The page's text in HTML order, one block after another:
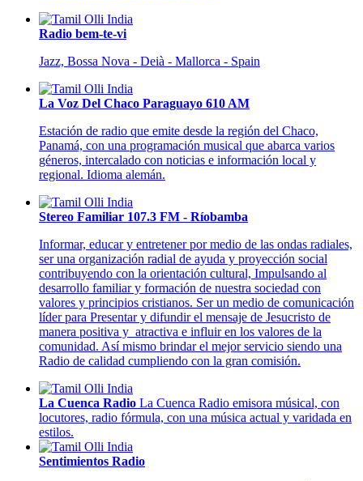
Radio bem-te-vi
Jazz, Bossa Nova - Deià - Mallorca - Spain
La Voz Del Chaco Paraguayo 610 AM
Estación de radio que emite desde la región del Chaco,
Panamá, con una programación musical que abarca varios
géneros, intercalado con noticias e información local y
regional. Idioma alemán.
Stereo Familiar 107.3 FM - Ríobamba
Informar, educar y entretener por medio de las ondas radiales,
ser una organización radial de ayuda y proyección social
contribuyendo con la orientación cultural, Impulsando al
desarrollo familiar y formación de nuestra sociedad con
valores y principios cristianos. Ser un medio de comunicación
líder para Presentar y difundir el mensaje de Jesucristo de
manera positiva y atractiva e influir en los valores de la
comunidad. Así mismo brindar el mejor servicio siendo una
Radio de calidad cumpliendo con la gran comisión.
La Cuenca Radio La Cuenca Radio emisora músical, con
locutores, radio fórmula, con una música actual y varidada en
estilos.
Sentimientos Radio